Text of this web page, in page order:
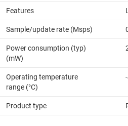
Features
Sample/update rate (Msps)
Power consumption (typ)
(mW)
Operating temperature
range (°C)
Product type